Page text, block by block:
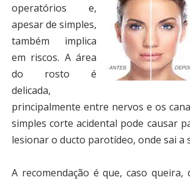
operatórios e,
apesar de simples,
também implica
em riscos. A área
do rosto é
delicada,
principalmente entre nervos e os
simples corte acidental pode causar
lesionar o ducto parotídeo, onde sai a
A recomendação é que, caso